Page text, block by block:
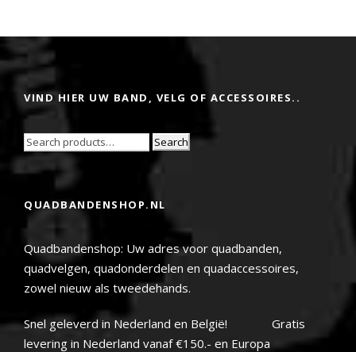
VIND HIER UW BAND, VELG OF ACCESSOIRES..
Search
QUADBANDENSHOP.NL
Quadbandenshop: Uw adres voor quadbanden,
quadvelgen, quadonderdelen en quadaccessoires,
zowel nieuw als tweedehands.
Snel geleverd in Nederland en België! Gratis
levering in Nederland vanaf €150.- en Europa